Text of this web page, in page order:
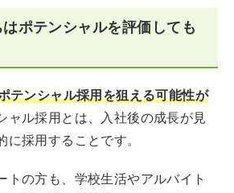
ポテンシャルを評価しても
テンシャル採用を狙える可能性が
ャル採用とは、入社後の成長が見
採用することです。
トの方も、学校生活やアルバイト